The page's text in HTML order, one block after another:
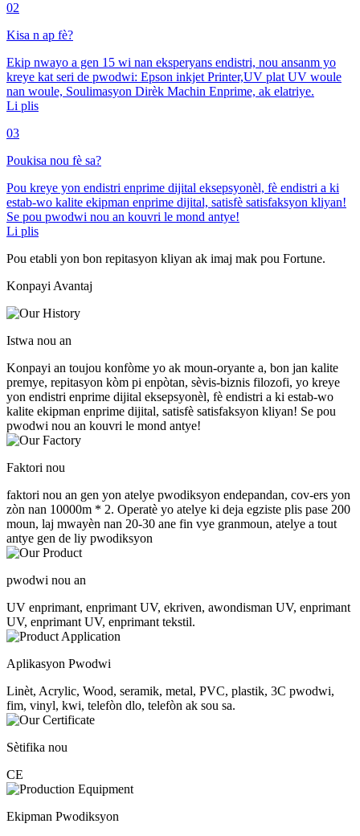
02
Kisa n ap fè?
Ekip nwayo a gen 15 wi nan eksperyans endistri, nou ansanm yo
kreye kat seri de pwodwi: Epson inkjet Printer,UV plat UV woule
nan woule, Soulimasyon Dirèk Machin Enprime, ak elatriye.
Li plis
03
Poukisa nou fè sa?
Pou kreye yon endistri enprime dijital eksepsyonèl, fè endistri a ki
estab-wo kalite ekipman enprime dijital, satisfè satisfaksyon kliyan!
Se pou pwodwi nou an kouvri le mond antye!
Li plis
Pou etabli yon bon repitasyon kliyan ak imaj mak pou Fortune.
Konpayi Avantaj
Istwa nou an
Konpayi an toujou konfòme yo ak moun-oryante a, bon jan kalite
premye, repitasyon kòm pi enpòtan, sèvis-biznis filozofi, yo kreye
yon endistri enprime dijital eksepsyonèl, fè endistri a ki estab-wo
kalite ekipman enprime dijital, satisfè satisfaksyon kliyan! Se pou
pwodwi nou an kouvri le mond antye!
Faktori nou
faktori nou an gen yon atelye pwodiksyon endepandan, cov-ers yon
zòn nan 10000m * 2. Operatè yo atelye ki deja egziste plis pase 200
moun, laj mwayèn nan 20-30 ane fin vye granmoun, atelye a tout
antye gen de liy pwodiksyon
pwodwi nou an
UV enprimant, enprimant UV, ekriven, awondisman UV, enprimant
UV, enprimant UV, enprimant tekstil.
Aplikasyon Pwodwi
Linèt, Acrylic, Wood, seramik, metal, PVC, plastik, 3C pwodwi,
fim, vinyl, kwi, telefòn dlo, telefòn ak sou sa.
Sètifika nou
CE
Ekipman Pwodiksyon